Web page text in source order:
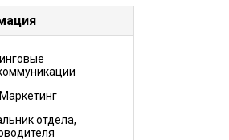
отдела,